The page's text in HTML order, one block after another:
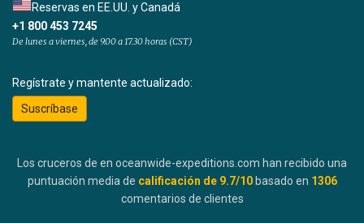
Reservas en EE.UU. y Canadá
+1 800 453 7245
De lunes a viernes, de 9.00 a 17.30 horas (CST)
Regístrate y mantente actualizado:
Suscríbase
Los cruceros de en oceanwide-expeditions.com han recibido una
puntuación media de calificación de 9.7/10 basado en 1306
comentarios de clientes